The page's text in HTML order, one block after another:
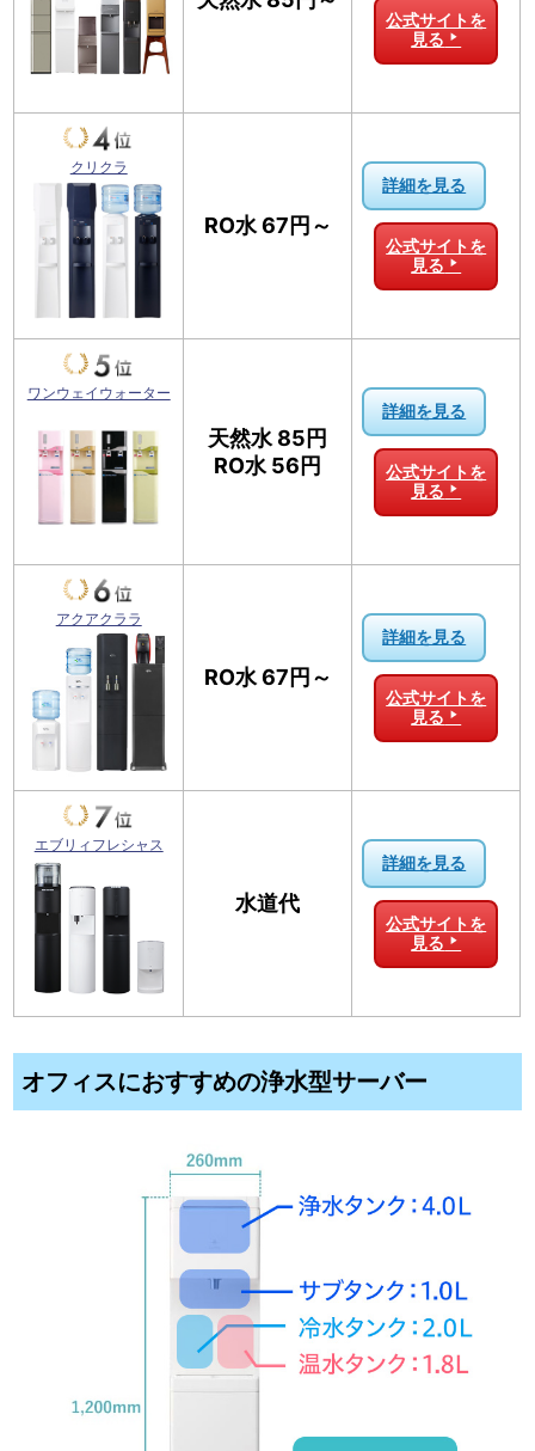
公式サイトを
見る
クリクラ
RO水 67円～
詳細を見る
公式サイトを
見る
ワンウェイウォーター
天然水 85円
RO水 56円
詳細を見る
公式サイトを
見る
アクアクララ
RO水 67円～
詳細を見る
公式サイトを
見る
エブリィフレシャス
水道代
詳細を見る
公式サイトを
見る
オフィスにおすすめの浄水型サーバー